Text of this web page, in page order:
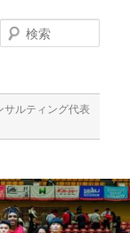
サルティング代表
索